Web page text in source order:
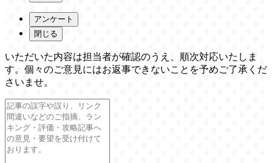
アンケート
閉じる
いただいた内容は担当者が確認のうえ、順次対応いたしま
す。個々のご意見にはお返事できないことを予めご了承くだ
さいませ。